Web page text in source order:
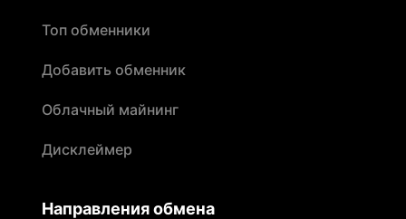
Топ обменники
Добавить обменник
Облачный майнинг
Дисклеймер
Направления обмена